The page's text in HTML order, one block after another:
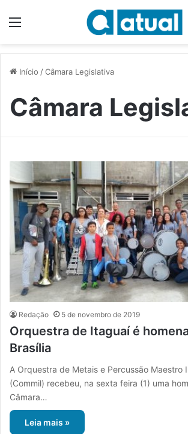
Início /Câmara Legislativa
Câmara
Redação 5 de novembro de 2019
Orquestra de Itaguaí é
Brasília
A Orquestra de Metais e Percussão Maestro
(Commil) recebeu, na sexta feira (1) uma
Câmara…
Leia mais »